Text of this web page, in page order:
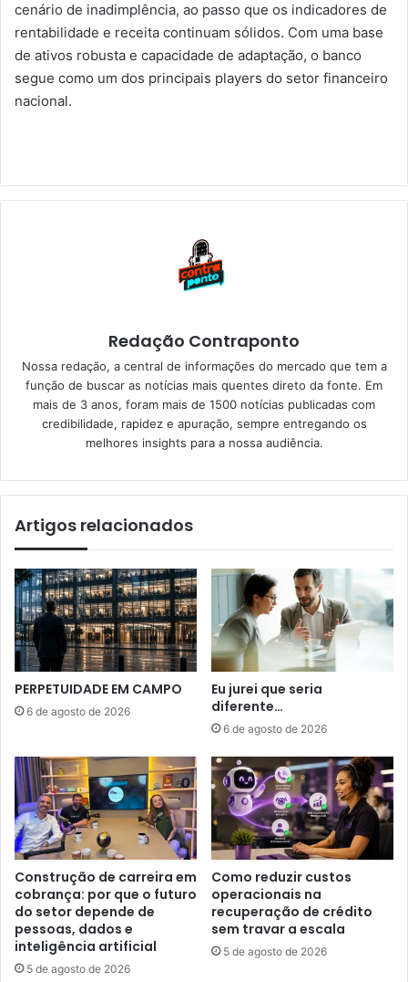
cenário de inadimplência, ao passo que os indicadores de
rentabilidade e receita continuam sólidos. Com uma base
de ativos robusta e capacidade de adaptação, o banco
segue como um dos principais players do setor financeiro
nacional.
Redação Contraponto
Nossa redação, a central de informações do mercado que tem a
função de buscar as notícias mais quentes direto da fonte. Em
mais de 3 anos, foram mais de 1500 notícias publicadas com
credibilidade, rapidez e apuração, sempre entregando os
melhores insights para a nossa audiência.
Artigos relacionados
PERPETUIDADE EM CAMPO
6 de agosto de 2026
Eu jurei que seria
diferente…
6 de agosto de 2026
Construção de carreira em
cobrança: por que o futuro
do setor depende de
pessoas, dados e
inteligência artificial
5 de agosto de 2026
Como reduzir custos
operacionais na
recuperação de crédito
sem travar a escala
5 de agosto de 2026